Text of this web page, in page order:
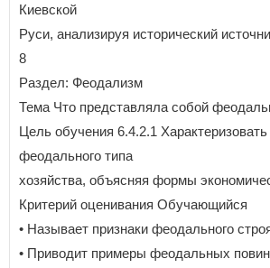
Киевской
Руси, анализируя исторический
8
Раздел: Феодализм
Тема Что представляла собой
Цель обучения 6.4.2.1
феодального типа
хозяйства, объясняя формы
Критерий оценивания Обучающийся
• Называет признаки феодального
• Приводит примеры феодальных